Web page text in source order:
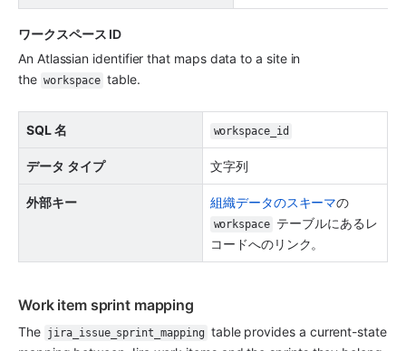
ワークスペース ID
An Atlassian identifier that maps data to a site in
the workspace table.
SQL 名 workspace_id
データ タイプ 文字列
外部キー 組織データのスキーマ
workspace テーブルにあるレ
コードへのリンク。
Work item sprint mapping
The jira_issue_sprint_mapping table provides a current-state